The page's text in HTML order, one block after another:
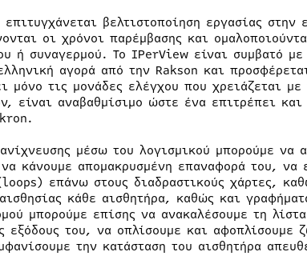
βελτιστοποίηση εργασίας
οι χρόνοι παρέμβασης και
ή συναγερμού. Το IPerView είναι συμβατό
αγορά από την Rakson και
μόνο τις μονάδες ελέγχου που χρειάζεται
είναι αναβαθμίσιμο ώστε ένα επιτρέπει
μέσω του λογισμικού μπορούμε να
κάνουμε απομακρυσμένη επαναφορά του, να
επάνω στους διαδραστικούς χάρτες,
κάθε αισθητήρα, καθώς και
μπορούμε επίσης να ανακαλέσουμε τη
εξόδους του, να οπλίσουμε και
την κατάσταση του αισθητήρα